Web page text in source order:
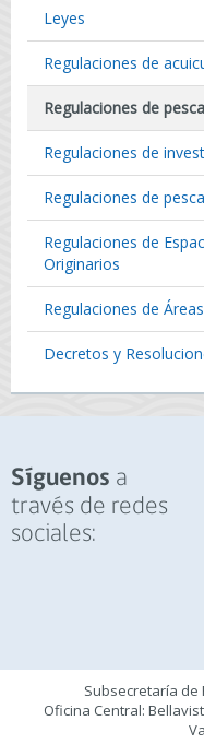
Leyes
Regulaciones de
Regulaciones de
Regulaciones de
Regulaciones de
Regulaciones de
Originarios
Regulaciones de
Decretos y
Síguenos a
través de redes
sociales:
Subsecretaría de
Oficina Central: